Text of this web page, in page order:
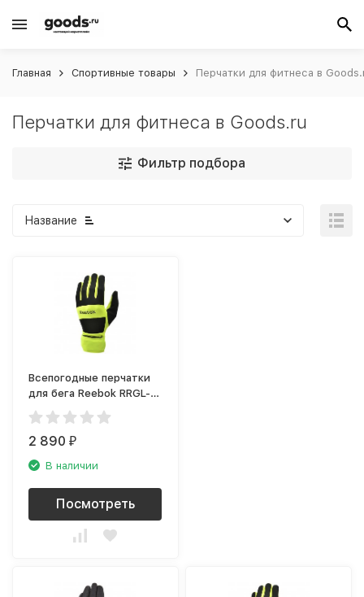
Главная Спортивные товары Перчатки для фитнеса в
Перчатки для фитнеса в Goods.ru
Фильтр подбора
Название
Всепогодные перчатки
для бега Reebok RRGL-
10132YL
2 890₽
В наличии
Посмотреть